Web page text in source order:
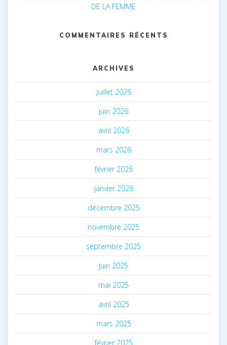
DE LA FEMME
COMMENTAIRES RÉCENTS
ARCHIVES
juillet 2026
juin 2026
avril 2026
mars 2026
février 2026
janvier 2026
décembre 2025
novembre 2025
septembre 2025
juin 2025
mai 2025
avril 2025
mars 2025
février 2025